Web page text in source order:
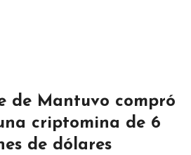
de Mantuvo compró
criptomina de 6
de dólares